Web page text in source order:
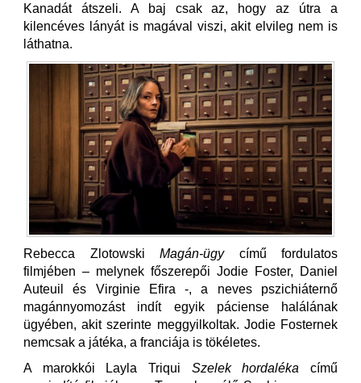
Kanadát átszeli. A baj csak az, hogy az útra a
kilencéves lányát is magával viszi, akit elvileg nem is
láthatna.
Rebecca Zlotowski Magán-ügycímű fordulatos
filmjében – melynek főszerepői Jodie Foster, Daniel
Auteuil és Virginie Efira -, a neves pszichiáternő
magánnyomozást indít egyik páciense halálának
ügyében, akit szerinte meggyilkoltak. Jodie Fosternek
nemcsak a játéka, a franciája is tökéletes.
A marokkói Layla Triqui Szelek hordaléka című